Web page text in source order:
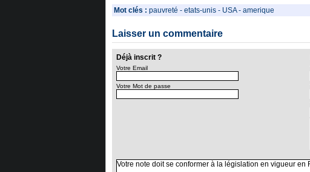
Mot clés : pauvreté - etats-unis- USA- amerique
Laisser un commentaire
Déjà inscrit ?
Votre Email
Votre Mot de passe